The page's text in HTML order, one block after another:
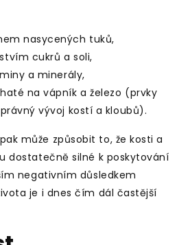
nasycených tuků,
cukrů a soli,
a minerály,
na vápník a železo (prvky
vývoj kostí a kloubů).
může způsobit to, že kosti a
dostatečně silné k poskytování
negativním důsledkem
je i dnes čím dál častější